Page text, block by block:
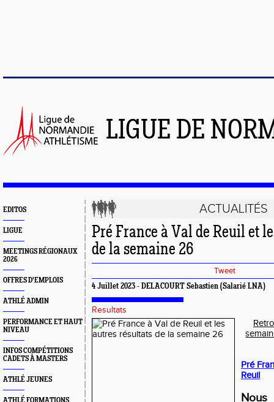
LIGUE DE
EDITOS
LIGUE
MEETINGS RÉGIONAUX
2026
OFFRES D'EMPLOIS
ATHLÉ ADMIN
PERFORMANCE ET HAUT
NIVEAU
INFOS COMPÉTITIONS
CADETS À MASTERS
ATHLÉ JEUNES
ACTUALITÉS
Pré France à Val de Reuil et
de la semaine 26
Tweet
4 Juillet 2023 - DELACOURT Sebastien (Salarié LNA)
Resultats
Pré
Reuil
Nous